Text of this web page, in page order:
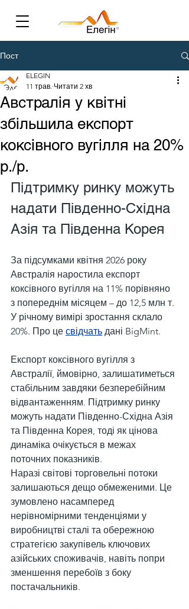
Пост
Австралія у квітні
збільшила експорт
коксівного вугілля на 20%
р./р.
ELEGIN
11 трав. Читати 2 хв
Підтримку ринку можуть
надати Південно-Східна
Азія та Південна Корея
За підсумками квітня 2026 року
Австралія наростила експорт
коксівного вугілля на 11% порівняно
з попереднім місяцем – до 12,5 млн т.
У річному вимірі зростання склало
20%. Про це свідчать дані BigMint.
Експорт коксівного вугілля з
Австралії, ймовірно, залишатиметься
стабільним завдяки безперебійним
відвантаженням. Підтримку ринку
можуть надати Південно-Східна Азія
та Південна Корея, тоді як цінова
динаміка очікується в межах
поточних показників.
Наразі світові торговельні потоки
залишаються дещо обмеженими. Це
зумовлено насамперед
нерівномірними тенденціями у
виробництві сталі та обережною
стратегією закупівель ключових
азійських споживачів, навіть попри
зменшення перебоїв з боку
постачальників.